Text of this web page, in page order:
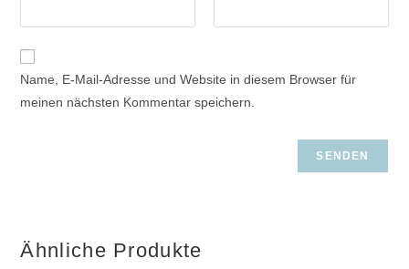
Name, E-Mail-Adresse und Website in diesem Browser für
meinen nächsten Kommentar speichern.
Ähnliche Produkte